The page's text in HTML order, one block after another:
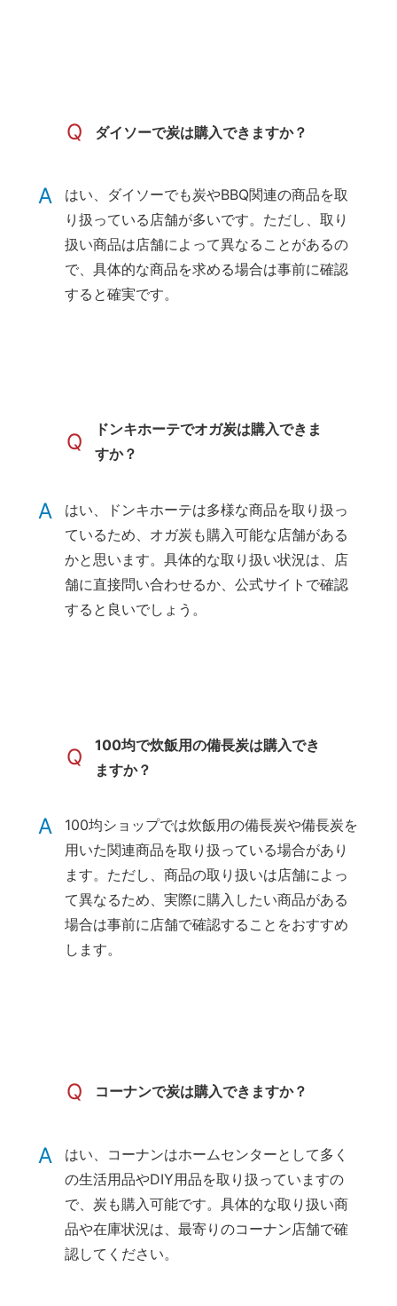
Q ダイソーで炭は購入できますか？
A
はい、ダイソーでも炭やBBQ関連の商品を取
り扱っている店舗が多いです。ただし、取り
扱い商品は店舗によって異なることがあるの
で、具体的な商品を求める場合は事前に確認
すると確実です。
Q
ドンキホーテでオガ炭は購入できま
すか？
A
はい、ドンキホーテは多様な商品を取り扱っ
ているため、オガ炭も購入可能な店舗がある
かと思います。具体的な取り扱い状況は、店
舗に直接問い合わせるか、公式サイトで確認
すると良いでしょう。
Q
100均で炊飯用の備長炭は購入でき
ますか？
A
100均ショップでは炊飯用の備長炭や備長炭を
用いた関連商品を取り扱っている場合があり
ます。ただし、商品の取り扱いは店舗によっ
て異なるため、実際に購入したい商品がある
場合は事前に店舗で確認することをおすすめ
します。
Q コーナンで炭は購入できますか？
A
はい、コーナンはホームセンターとして多く
の生活用品やDIY用品を取り扱っていますの
で、炭も購入可能です。具体的な取り扱い商
品や在庫状況は、最寄りのコーナン店舗で確
認してください。